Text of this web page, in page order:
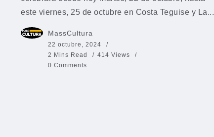
este viernes, 25 de octubre en Costa Teguise y La...
MassCultura
22 octubre, 2024
2 Mins Read
414 Views
0 Comments